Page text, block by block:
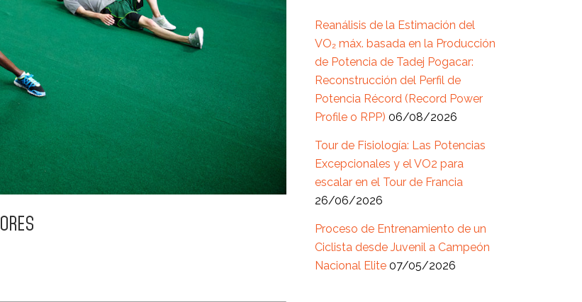
Reanálisis de la Estimación del
VO₂ máx. basada en la Producción
de Potencia de Tadej Pogacar:
Reconstrucción del Perfil de
Potencia Récord (Record Power
Profile o RPP) 06/08/2026
Tour de Fisiología: Las Potencias
Excepcionales y el VO2 para
escalar en el Tour de Francia
26/06/2026
Proceso de Entrenamiento de un
Ciclista desde Juvenil a Campeón
Nacional Elite 07/05/2026